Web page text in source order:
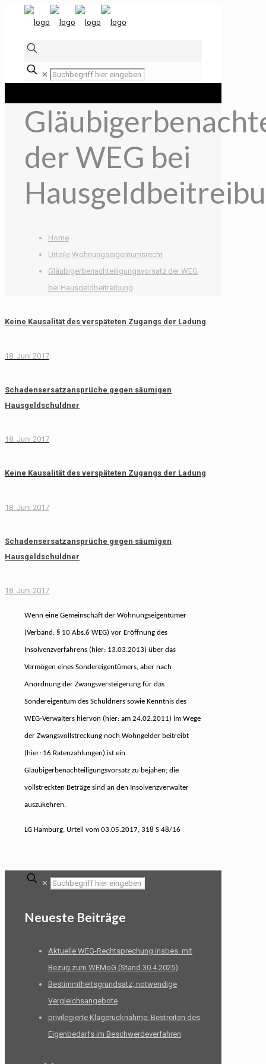
✕
der WEG bei
Home
Urteile Wohnungseigentumsrecht
Gläubigerbenachteiligungsvorsatz der WEG
bei Hausgeldbeitreibung
Keine Kausalität des verspäteten Zugangs der Ladung
18. Juni 2017
Schadensersatzansprüche gegen säumigen
Hausgeldschuldner
18. Juni 2017
Keine Kausalität des verspäteten Zugangs der Ladung
18. Juni 2017
Schadensersatzansprüche gegen säumigen
Hausgeldschuldner
18. Juni 2017
Wenn eine Gemeinschaft der Wohnungseigentümer
(Verband; § 10 Abs.6 WEG) vor Eröffnung des
Insolvenzverfahrens (hier: 13.03.2013) über das
Vermögen eines Sondereigentümers, aber nach
Anordnung der Zwangsversteigerung für das
Sondereigentum des Schuldners sowie Kenntnis des
WEG-Verwalters hiervon (hier: am 24.02.2011) im Wege
der Zwangsvollstreckung noch Wohngelder beitreibt
(hier: 16 Ratenzahlungen) ist ein
Gläubigerbenachteiligungsvorsatz zu bejahen; die
vollstreckten Beträge sind an den Insolvenzverwalter
auszukehren.
LG Hamburg, Urteil vom 03.05.2017, 318 S 48/16
✕
Neueste Beiträge
Aktuelle WEG-Rechtsprechung insbes. mit
Bezug zum WEMoG (Stand 30.4.2025)
Bestimmtheitsgrundsatz; notwendige
Vergleichsangebote
privilegierte Klagerücknahme; Bestreiten des
Eigenbedarfs im Beschwerdeverfahren